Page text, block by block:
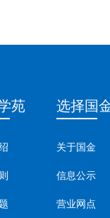
苑 选择国
关于国金
信息公示
营业网点